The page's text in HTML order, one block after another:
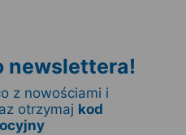
newslettera!
z nowościami i
otrzymaj kod